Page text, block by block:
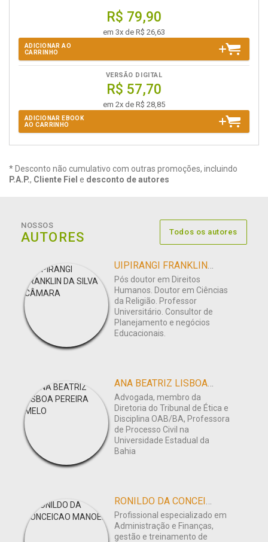
R$ 79,90
em 3x de R$ 26,63
ADICIONAR AO
CARRINHO
VERSÃO DIGITAL
R$ 57,70
em 2x de R$ 28,85
ADICIONAR EBOOK
AO CARRINHO
* Desconto não cumulativo com outras promoções, incluindo
P.A.P., Cliente Fiel e desconto de autores
NOSSOS
AUTORES Todos os autores
UIPIRANGI FRANKLIN DA SILVA CÂMARA
Pós doutor em Direitos
Humanos. Doutor em Ciências
da Religião. Professor
Universitário. Consultor de
Planejamento e negócios
Educacionais.
ANA BEATRIZ LISBOA PEREIRA MELO
Advogada, membro da
Diretoria do Tribunal de Ética e
Disciplina OAB/BA, Professora
de Processo Civil na
Universidade Estadual da
Bahia
RONILDO DA CONCEICAO MANOEL
Profissional especializado em
Administração e Finanças,
gestão e treinamento de